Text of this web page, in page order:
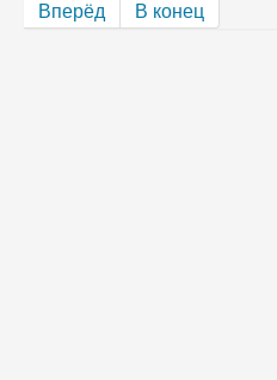
Вперёд
В конец